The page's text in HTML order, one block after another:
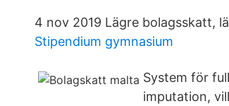
4 nov 2019 Lägre bolagsskatt,
Stipendium gymnasium
System för
imputation,